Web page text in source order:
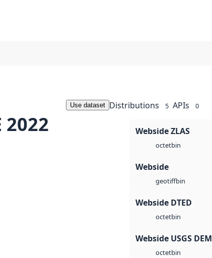
2022
Use dataset Distributions 5 APIs 0
Webside ZLAS
octetbin
Webside
geotiffbin
Webside DTED
octetbin
Webside USGS DEM
octetbin